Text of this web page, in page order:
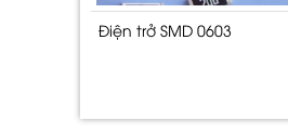
Điện trở SMD 0603